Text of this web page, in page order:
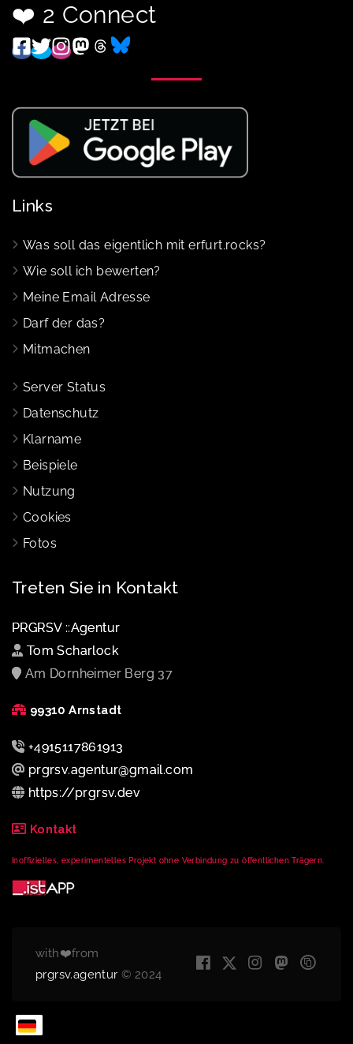
❤️ 2 Connect
Links
Was soll das eigentlich mit erfurt.rocks?
Wie soll ich bewerten?
Meine Email Adresse
Darf der das?
Mitmachen
Server Status
Datenschutz
Klarname
Beispiele
Nutzung
Cookies
Fotos
Treten Sie in Kontakt
PRGRSV ::Agentur
Tom Scharlock
Am Dornheimer Berg 37
99310 Arnstadt
+4915117861913
prgrsv.agentur@gmail.com
https://prgrsv.dev
Kontakt
Inoffizielles, experimentelles Projekt ohne Verbindung zu öffentlichen Trägern.
with❤️from
prgrsv.agentur © 2024